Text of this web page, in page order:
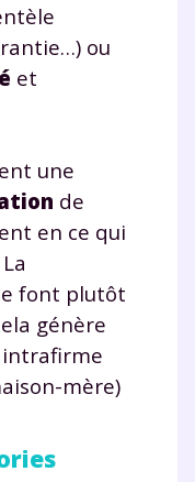
ou
et
une
de
en ce qui
font plutôt
génère
mère)